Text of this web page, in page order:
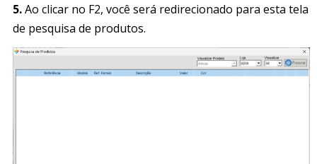
5.Ao clicar no F2, você será redirecionado para esta tela
de pesquisa de produtos.